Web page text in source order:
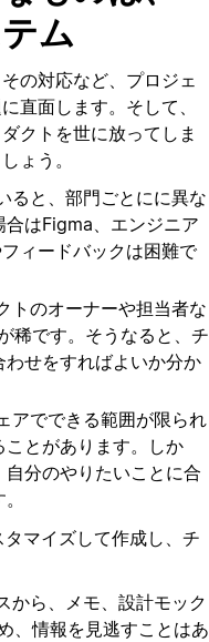
ム
の対応など、プロジェ
直面します。そして、
クトを世に放ってしま
ょう。
ると、部門ごとにに異な
はFigma、エンジニア
ィードバックは困難で
トのオーナーや担当者な
稀です。そうなると、チ
せをすればよいか分か
アでできる範囲が限られ
とがあります。しか
分のやりたいことに合
マイズして作成し、チ
から、メモ、設計モック
、情報を見逃すことはあ